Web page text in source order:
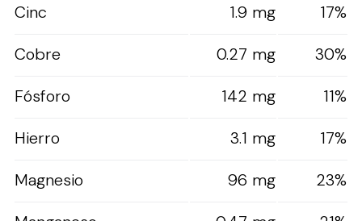
Cinc
1.9 mg
17%
Cobre
0.27 mg
30%
Fósforo
142 mg
11%
Hierro
3.1 mg
17%
Magnesio
96 mg
23%